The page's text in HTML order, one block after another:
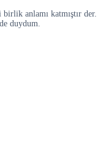
anlamı katmıştır der.
duydum.